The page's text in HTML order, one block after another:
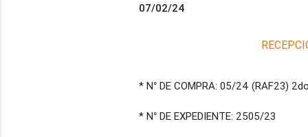
07/02/24
* N° DE COMPRA: 05/24 (RAF23)
* N° DE EXPEDIENTE: 2505/23